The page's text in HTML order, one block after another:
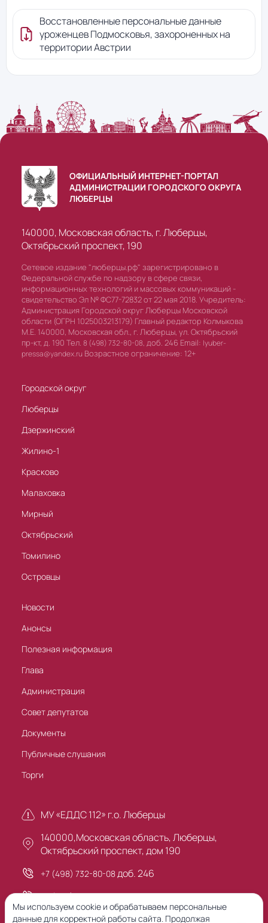
Восстановленные персональные данные
уроженцев Подмосковья, захороненных на
территории Австрии
ОФИЦИАЛЬНЫЙ ИНТЕРНЕТ-ПОРТАЛ
АДМИНИСТРАЦИИ ГОРОДСКОГО ОКРУГА
ЛЮБЕРЦЫ
140000, Московская область, г. Люберцы,
Октябрьский проспект, 190
Сетевое издание "люберцы.рф" зарегистрировано в
Федеральной службе по надзору в сфере связи,
информационных технологий и массовых коммуникаций -
свидетельство Эл № ФС77-72832 от 22 мая 2018. Учредитель:
Администрация Городской округ Люберцы Московской
области (ОГРН 1025003213179) Главный редактор Колмыкова
М.Е. 140000, Московская обл., г. Люберцы, ул. Октябрьский
пр-кт, д. 190 Тел. 8 (498) 732-80-08, доб. 246 Email: lyuber-
pressa@yandex.ru Возрастное ограничение: 12+
Городской округ
Люберцы
Дзержинский
Жилино-1
Красково
Малаховка
Мирный
Октябрьский
Томилино
Островцы
Новости
Анонсы
Полезная информация
Глава
Администрация
Совет депутатов
Документы
Публичные слушания
Торги
МУ «ЕДДС 112» г.о. Люберцы
140000,Московская область, Люберцы,
Октябрьский проспект, дом 190
+7 (498) 732-80-08 доб. 246
+7 (495) 503-30-00
Мы используем cookie и обрабатываем персональные
данные для корректной работы сайта. Продолжая